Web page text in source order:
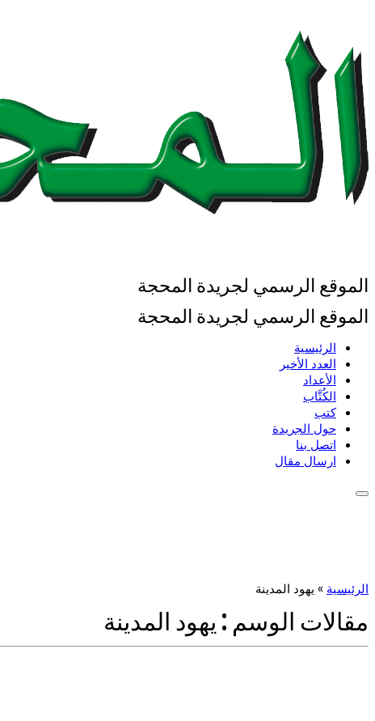
الموقع الرسمي لجريدة المحجة
الموقع الرسمي لجريدة المحجة
الرئيسية
العدد الأخير
الأعداد
الكُتَّاب
كتب
حول الجريدة
اتصل بنا
ارسال مقال
الرئيسية » يهود المدينة
مقالات الوسم : يهود المدينة